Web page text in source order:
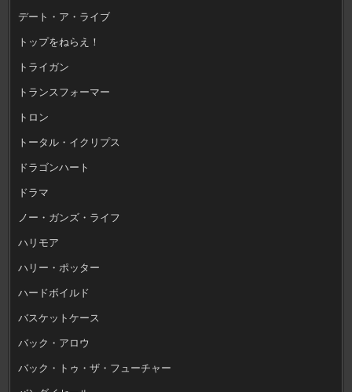
デート・ア・ライブ
トップをねらえ！
トライガン
トランスフォーマー
トロン
トータル・イクリプス
ドラゴンハート
ドラマ
ノー・ガンズ・ライフ
ハリモア
ハリー・ポッター
ハードボイルド
バスケットケース
バック・アロウ
バック・トゥ・ザ・フューチャー